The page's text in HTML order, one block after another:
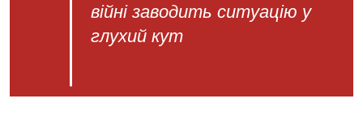
війні заводить ситуацію у
глухий кут